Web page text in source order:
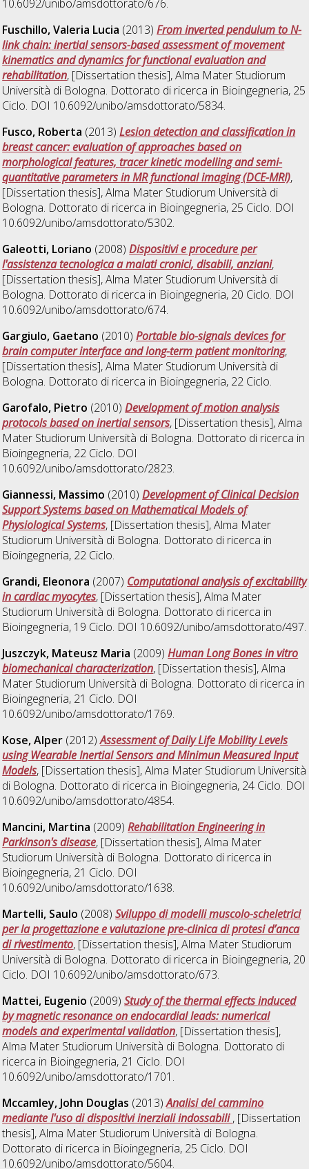
10.6092/unibo/amsdottorato/676.
Fuschillo, Valeria Lucia (2013)From inverted pendulum to N-
link chain: inertial sensors-based assessment of movement
kinematics and dynamics for functional evaluation and
rehabilitation, [Dissertation thesis], Alma Mater Studiorum
Università di Bologna. Dottorato di ricerca in Bioingegneria, 25
Ciclo. DOI 10.6092/unibo/amsdottorato/5834.
Fusco, Roberta (2013)Lesion detection and classification in
breast cancer: evaluation of approaches based on
morphological features, tracer kinetic modelling and semi-
quantitative parameters in MR functional imaging (DCE-MRI),
[Dissertation thesis], Alma Mater Studiorum Università di
Bologna. Dottorato di ricerca in Bioingegneria, 25 Ciclo. DOI
10.6092/unibo/amsdottorato/5302.
Galeotti, Loriano (2008)Dispositivi e procedure per
l'assistenza tecnologica a malati cronici, disabili, anziani,
[Dissertation thesis], Alma Mater Studiorum Università di
Bologna. Dottorato di ricerca in Bioingegneria, 20 Ciclo. DOI
10.6092/unibo/amsdottorato/674.
Gargiulo, Gaetano (2010)Portable bio-signals devices for
brain computer interface and long-term patient monitoring,
[Dissertation thesis], Alma Mater Studiorum Università di
Bologna. Dottorato di ricerca in Bioingegneria, 22 Ciclo.
Garofalo, Pietro (2010)Development of motion analysis
protocols based on inertial sensors, [Dissertation thesis], Alma
Mater Studiorum Università di Bologna. Dottorato di ricerca in
Bioingegneria, 22 Ciclo. DOI
10.6092/unibo/amsdottorato/2823.
Giannessi, Massimo (2010)Development of Clinical Decision
Support Systems based on Mathematical Models of
Physiological Systems, [Dissertation thesis], Alma Mater
Studiorum Università di Bologna. Dottorato di ricerca in
Bioingegneria, 22 Ciclo.
Grandi, Eleonora (2007) Computational analysis of excitability
in cardiac myocytes, [Dissertation thesis], Alma Mater
Studiorum Università di Bologna. Dottorato di ricerca in
Bioingegneria, 19 Ciclo. DOI 10.6092/unibo/amsdottorato/497.
Juszczyk, Mateusz Maria (2009)Human Long Bones in vitro
biomechanical characterization, [Dissertation thesis], Alma
Mater Studiorum Università di Bologna. Dottorato di ricerca in
Bioingegneria, 21 Ciclo. DOI
10.6092/unibo/amsdottorato/1769.
Kose, Alper (2012)Assessment of Daily Life Mobility Levels
using Wearable Inertial Sensors and Minimun Measured Input
Models, [Dissertation thesis], Alma Mater Studiorum Università
di Bologna. Dottorato di ricerca in Bioingegneria, 24 Ciclo. DOI
10.6092/unibo/amsdottorato/4854.
Mancini, Martina (2009)Rehabilitation Engineering in
Parkinson's disease, [Dissertation thesis], Alma Mater
Studiorum Università di Bologna. Dottorato di ricerca in
Bioingegneria, 21 Ciclo. DOI
10.6092/unibo/amsdottorato/1638.
Martelli, Saulo (2008)Sviluppo di modelli muscolo-scheletrici
per la progettazione e valutazione pre-clinica di protesi d’anca
di rivestimento, [Dissertation thesis], Alma Mater Studiorum
Università di Bologna. Dottorato di ricerca in Bioingegneria, 20
Ciclo. DOI 10.6092/unibo/amsdottorato/673.
Mattei, Eugenio (2009)Study of the thermal effects induced
by magnetic resonance on endocardial leads: numerical
models and experimental validation, [Dissertation thesis],
Alma Mater Studiorum Università di Bologna. Dottorato di
ricerca in Bioingegneria, 21 Ciclo. DOI
10.6092/unibo/amsdottorato/1701.
Mccamley, John Douglas (2013)Analisi del cammino
mediante l'uso di dispositivi inerziali indossabili, [Dissertation
thesis], Alma Mater Studiorum Università di Bologna.
Dottorato di ricerca in Bioingegneria, 25 Ciclo. DOI
10.6092/unibo/amsdottorato/5604.